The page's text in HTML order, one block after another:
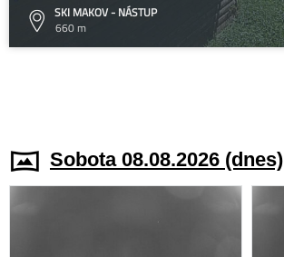
SKI MAKOV - NÁSTUP
660 m
Sobota 08.08.2026 (dnes)